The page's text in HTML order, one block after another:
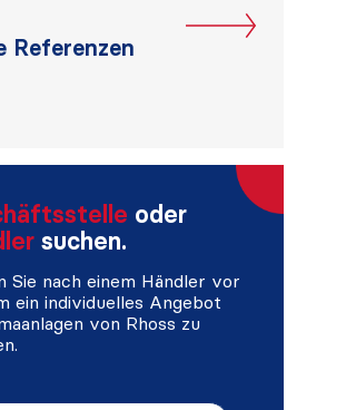
Referenzen
oder
suchen.
Sie nach einem Händler vor
ein individuelles Angebot
von Rhoss zu